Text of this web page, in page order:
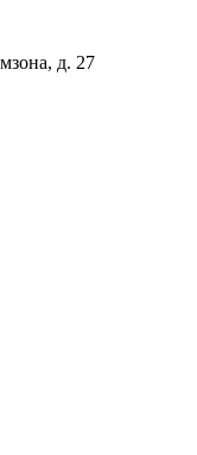
д. 27